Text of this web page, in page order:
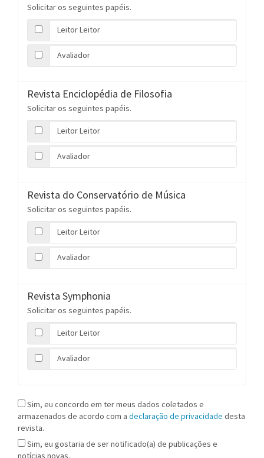
Solicitar os seguintes papéis.
Leitor Leitor
Avaliador
Revista Enciclopédia de Filosofia
Solicitar os seguintes papéis.
Leitor Leitor
Avaliador
Revista do Conservatório de Música
Solicitar os seguintes papéis.
Leitor Leitor
Avaliador
Revista Symphonia
Solicitar os seguintes papéis.
Leitor Leitor
Avaliador
Sim, eu concordo em ter meus dados coletados e
armazenados de acordo com a declaração de privacidade desta
revista.
notícias novas.